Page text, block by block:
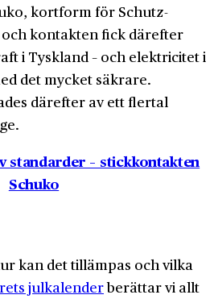
kortform för Schutz-
kontakten fick därefter
i Tyskland – och elektricitet i
det mycket säkrare.
därefter av ett flertal
standarder – stickkontakten
Schuko
kan det tillämpas och vilka
julkalenderberättar vi allt